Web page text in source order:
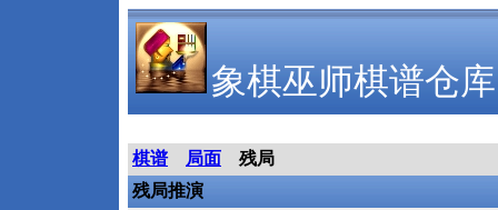
象棋巫师棋谱仓库
棋谱 局面
残局
残局推演